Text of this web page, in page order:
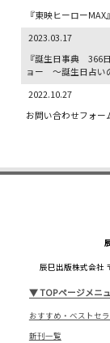
『東映ヒーロー
2023.03.17
『誕生日事典 366
ョー ～誕生日占い
2022.10.27
お問い合わせフォー
辰巳出版株式会社
▼TOPページメニ
おすすめ・ベストセ
新刊一覧